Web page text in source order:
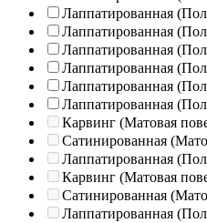
Лаппатированная
Лаппатированная
Лаппатированная
Лаппатированная
Лаппатированная
Лаппатированная
Карвинг (Матовая
Сатинированная
Лаппатированная
Карвинг (Матовая
Сатинированная
Лаппатированная